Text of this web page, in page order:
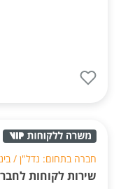
חברה בתחום: נדל"ן /
שירות לקוחות